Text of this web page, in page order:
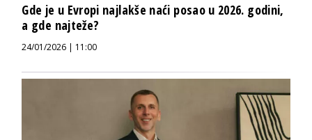
Gde je u Evropi najlakše naći posao u 2026. godini,
a gde najteže?
24/01/2026 | 11:00